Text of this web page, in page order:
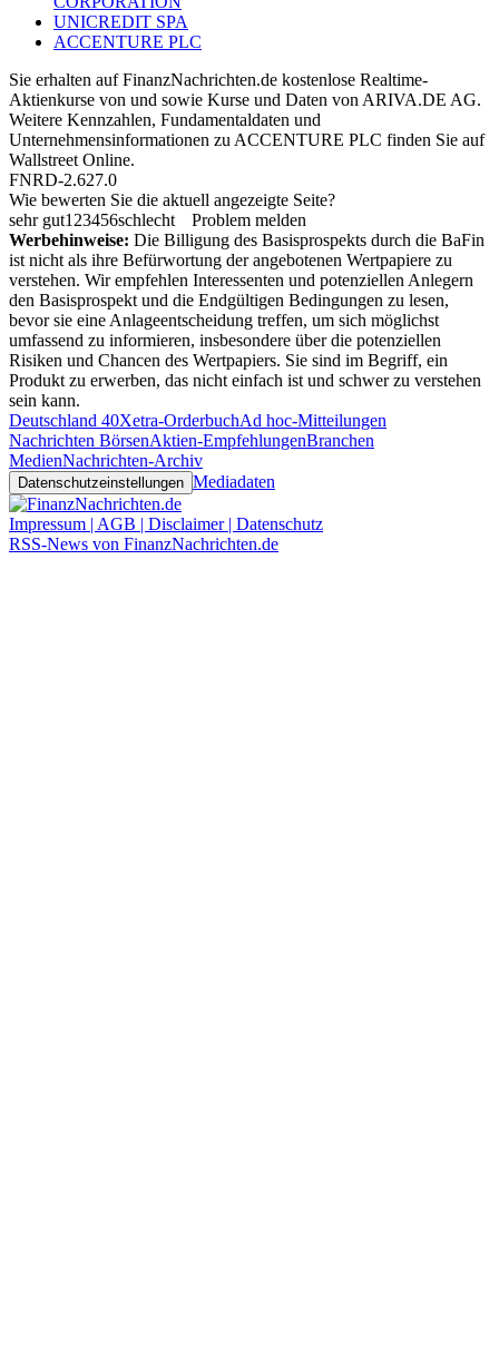
UNICREDIT SPA
ACCENTURE PLC
Sie erhalten auf FinanzNachrichten.de kostenlose Realtime-
Aktienkurse von und sowie Kurse und Daten von ARIVA.DE AG.
Weitere Kennzahlen, Fundamentaldaten und
Unternehmensinformationen zu ACCENTURE PLC finden Sie auf
Wallstreet Online.
FNRD-2.627.0
Wie bewerten Sie die aktuell angezeigte Seite?
sehr gut1 23456schlecht
Problem melden
Werbehinweise: Die Billigung des Basisprospekts durch die BaFin
ist nicht als ihre Befürwortung der angebotenen Wertpapiere zu
verstehen. Wir empfehlen Interessenten und potenziellen Anlegern
den Basisprospekt und die Endgültigen Bedingungen zu lesen,
bevor sie eine Anlageentscheidung treffen, um sich möglichst
umfassend zu informieren, insbesondere über die potenziellen
Risiken und Chancen des Wertpapiers. Sie sind im Begriff, ein
Produkt zu erwerben, das nicht einfach ist und schwer zu verstehen
sein kann.
Deutschland 40Xetra-OrderbuchAd hoc-Mitteilungen
Nachrichten BörsenAktien-EmpfehlungenBranchen
MedienNachrichten-Archiv
Datenschutzeinstellungen Mediadaten
Impressum | AGB | Disclaimer | Datenschutz
RSS-News von FinanzNachrichten.de